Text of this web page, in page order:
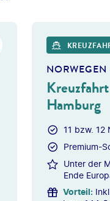
Hamburg
11 bzw. 12
Premium-
Unter der
Ende
Vorteil: